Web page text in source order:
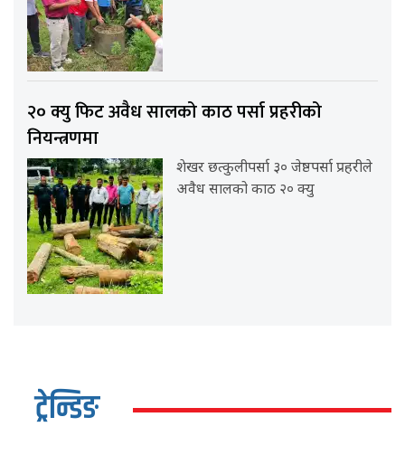
२० क्यु फिट अवैध सालको काठ पर्सा प्रहरीको
नियन्त्रणमा
शेखर छत्कुलीपर्सा ३० जेष्ठपर्सा प्रहरीले
अवैध सालको काठ २० क्यु
ट्रेन्डिङ